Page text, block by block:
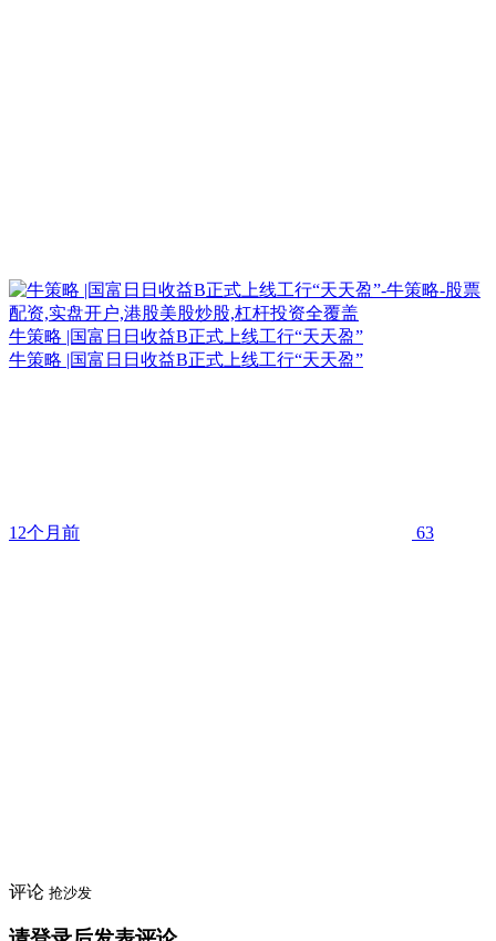
牛策略 |国富日日收益B正式上线工行“天天盈”
牛策略 |国富日日收益B正式上线工行“天天盈”
12个月前 63
评论 抢沙发